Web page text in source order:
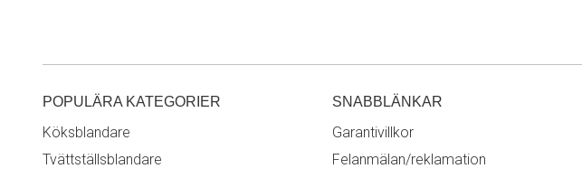
POPULÄRA KATEGORIER
Köksblandare
Tvättställsblandare
SNABBLÄNKAR
Garantivillkor
Felanmälan/reklamation